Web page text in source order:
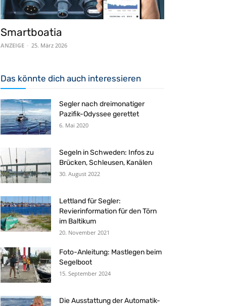
Smartboatia
ANZEIGE - 25. März 2026
Das könnte dich auch interessieren
Segler nach dreimonatiger
Pazifik-Odyssee gerettet
6. Mai 2020
Segeln in Schweden: Infos zu
Brücken, Schleusen, Kanälen
30. August 2022
Lettland für Segler:
Revierinformation für den Törn
im Baltikum
20. November 2021
Foto-Anleitung: Mastlegen beim
Segelboot
15. September 2024
Die Ausstattung der Automatik-